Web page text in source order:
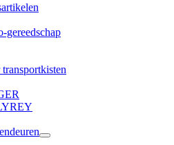
gereedschap